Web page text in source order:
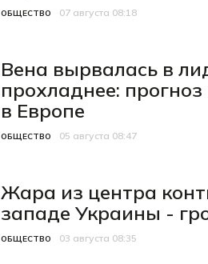
Категория
ОБЩЕСТВО
Дата публикации
07 августа 08:18
Вена вырвалась в
прохладнее:
в Европе
Категория
ОБЩЕСТВО
Дата публикации
05 августа 08:47
Жара из центра
западе Украины -
Категория
ОБЩЕСТВО
Дата публикации
03 августа 08:35